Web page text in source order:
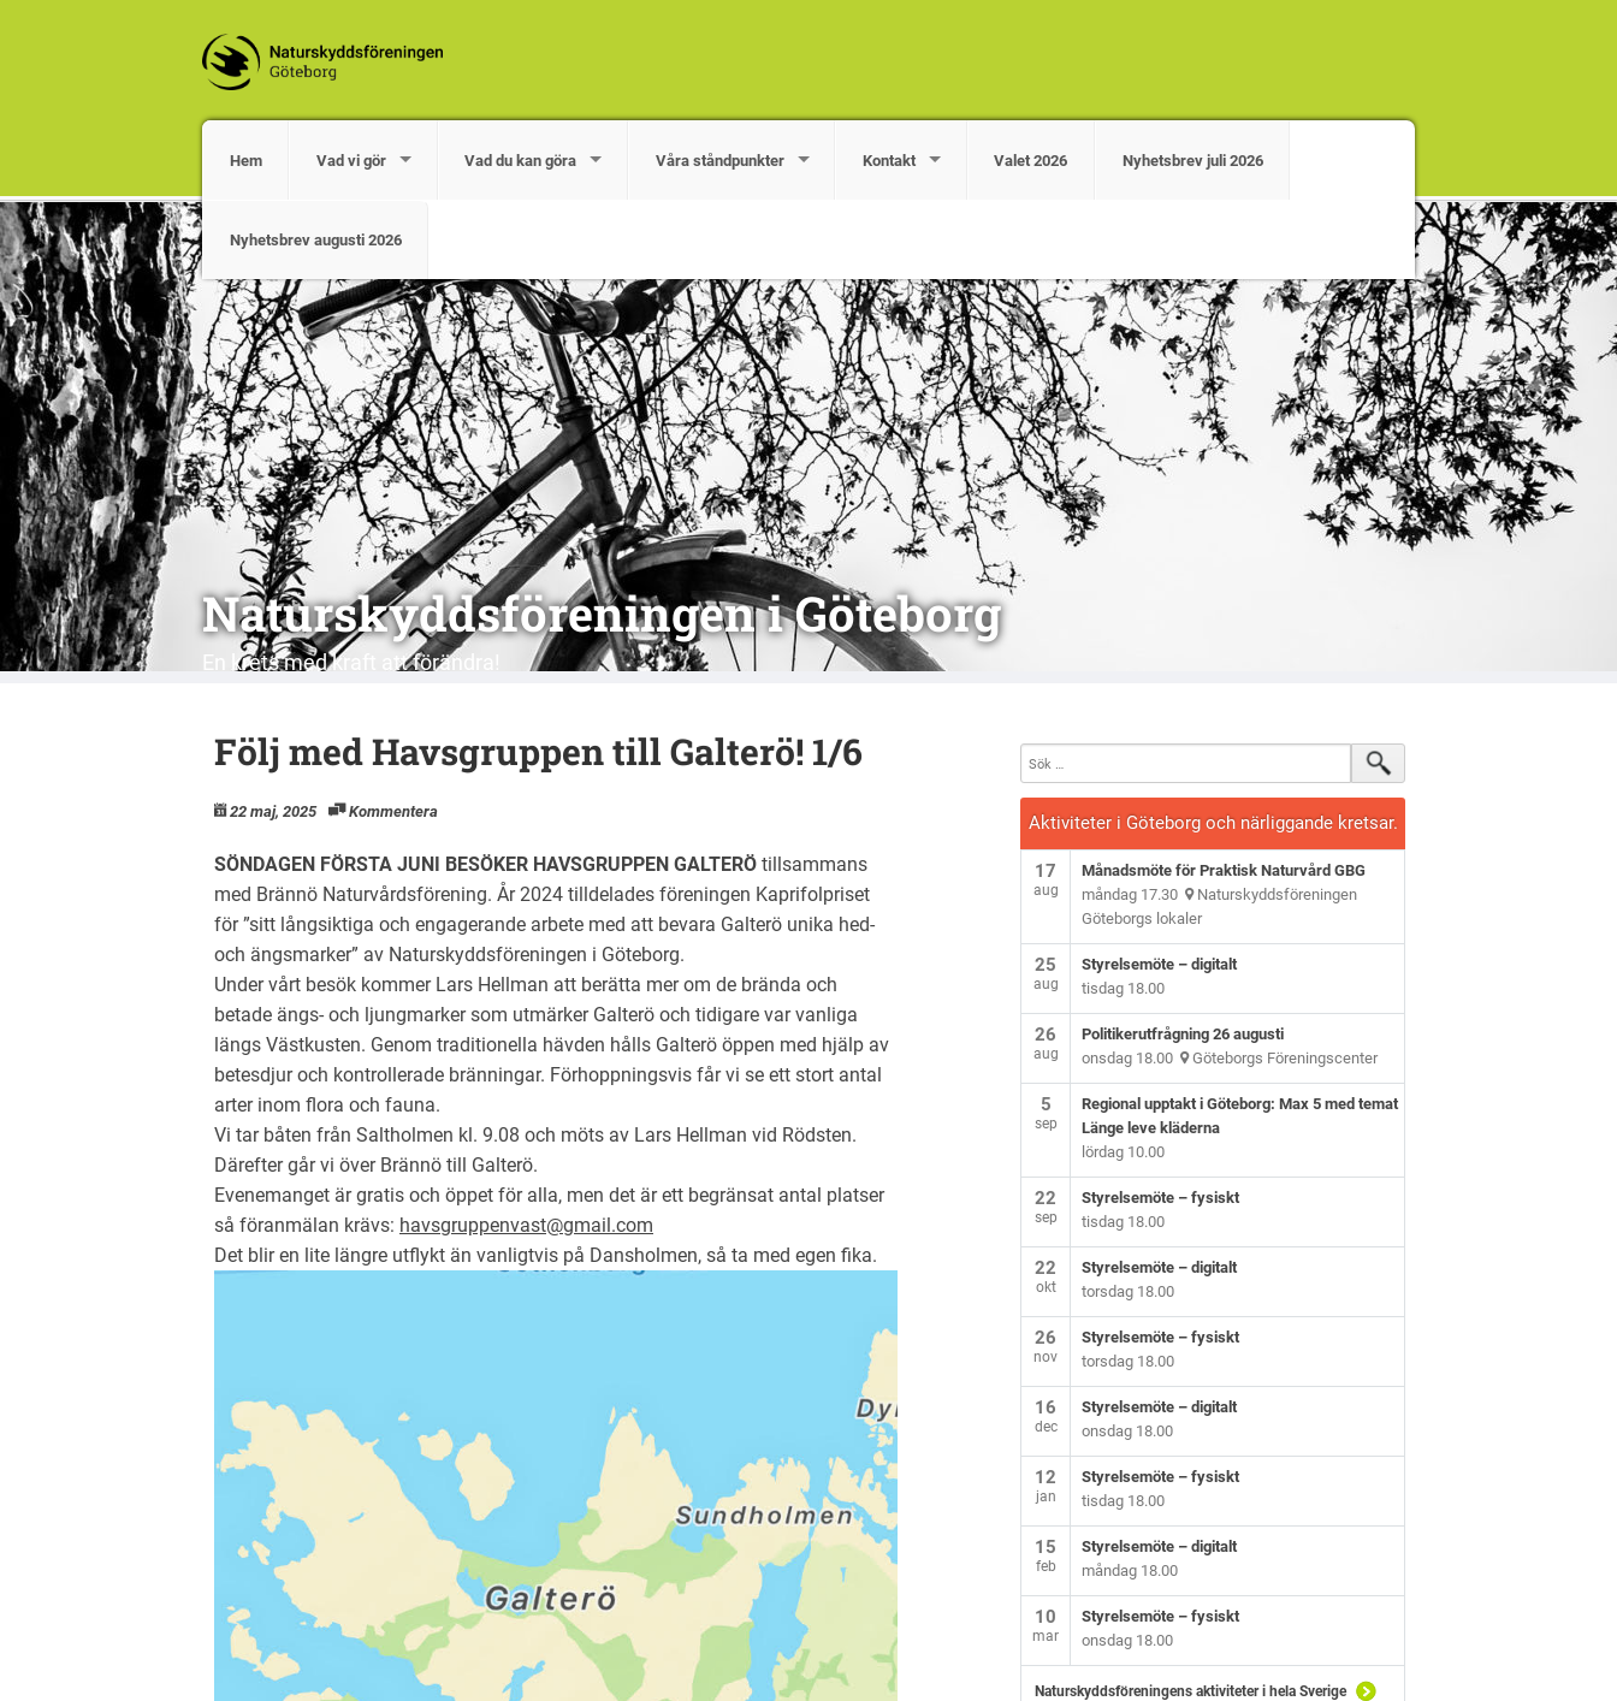
Hem Vad vi gör Vad du kan göra Våra ståndpunkter Kontakt Valet 2026 Nyhetsbrev juli 2026
Nyhetsbrev augusti 2026
Naturskyddsföreningen i Göteborg
En krets med kraft att förändra!
Följ med Havsgruppen till Galterö! 1/6
22 maj, 2025 Kommentera
SÖNDAGEN FÖRSTA JUNI BESÖKER HAVSGRUPPEN GALTERÖ tillsammans
med Brännö Naturvårdsförening. År 2024 tilldelades föreningen Kaprifolpriset
för ”sitt långsiktiga och engagerande arbete med att bevara Galterö unika hed-
och ängsmarker” av Naturskyddsföreningen i Göteborg.
Under vårt besök kommer Lars Hellman att berätta mer om de brända och
betade ängs- och ljungmarker som utmärker Galterö och tidigare var vanliga
längs Västkusten. Genom traditionella hävden hålls Galterö öppen med hjälp av
betesdjur och kontrollerade bränningar. Förhoppningsvis får vi se ett stort antal
arter inom flora och fauna.
Vi tar båten från Saltholmen kl. 9.08 och möts av Lars Hellman vid Rödsten.
Därefter går vi över Brännö till Galterö.
Evenemanget är gratis och öppet för alla, men det är ett begränsat antal platser
så föranmälan krävs: havsgruppenvast@gmail.com
Det blir en lite längre utflykt än vanligtvis på Dansholmen, så ta med egen fika.
Aktiviteter i Göteborg och närliggande kretsar.
17
aug
Månadsmöte för Praktisk Naturvård GBG
måndag 17.30 Naturskyddsföreningen
Göteborgs lokaler
25
aug
Styrelsemöte – digitalt
tisdag 18.00
26
aug
Politikerutfrågning 26 augusti
onsdag 18.00 Göteborgs Föreningscenter
5
sep
Regional upptakt i Göteborg: Max 5 med temat
Länge leve kläderna
lördag 10.00
22
sep
Styrelsemöte – fysiskt
tisdag 18.00
22
okt
Styrelsemöte – digitalt
torsdag 18.00
26
nov
Styrelsemöte – fysiskt
torsdag 18.00
16
dec
Styrelsemöte – digitalt
onsdag 18.00
12
jan
Styrelsemöte – fysiskt
tisdag 18.00
15
feb
Styrelsemöte – digitalt
måndag 18.00
10
mar
Styrelsemöte – fysiskt
onsdag 18.00
Naturskyddsföreningens aktiviteter i hela Sverige